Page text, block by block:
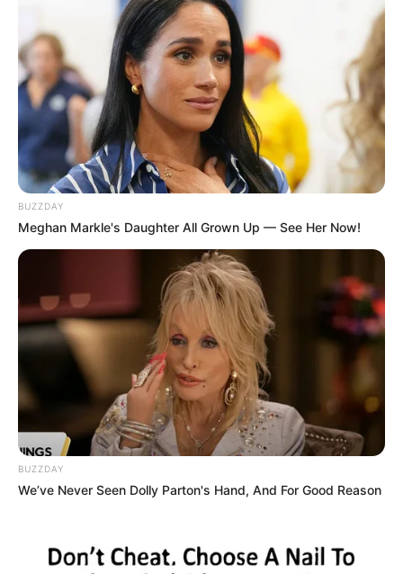
promulgação da PEC 14 no Congresso
Nacional.
DESTAQUES DO MÊS
Prefeitura realiza a maior entrega de
motocicletas aos Agentes de Saúde da
história...
Agente de Saúde é indiciada por falsificar
Terceiro lote da restituição do IR paga R$
4,61 bilhões para 2,7 milhões de
contribuintes.
Motos e bicicletas para ACS e ACE: veja o
passo a passo para conseguir o benefício.
PLP 185 continua travado na Câmara dos
contrato precário — entenda o que muda
no seu bolso e na sua carreira.
BUZZDAY
Meghan Markle's Daughter All Grown Up — See Her Now!
BUZZDAY
We’ve Never Seen Dolly Parton's Hand, And For Good Reason